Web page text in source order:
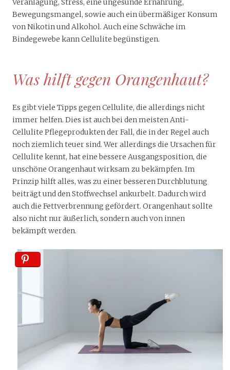
Veranlagung, Stress, eine ungesunde Ernährung,
Bewegungsmangel, sowie auch ein übermäßiger Konsum
von Nikotin und Alkohol. Auch eine Schwäche im
Bindegewebe kann Cellulite begünstigen.
Was hilft gegen Orangenhaut?
Es gibt viele Tipps gegen Cellulite, die allerdings nicht
immer helfen. Dies ist auch bei den meisten Anti-
Cellulite Pflegeprodukten der Fall, die in der Regel auch
noch ziemlich teuer sind. Wer allerdings die Ursachen für
Cellulite kennt, hat eine bessere Ausgangsposition, die
unschöne Orangenhaut wirksam zu bekämpfen. Im
Prinzip hilft alles, was zu einer besseren Durchblutung
beiträgt und den Stoffwechsel ankurbelt. Dadurch wird
auch die Fettverbrennung gefördert. Orangenhaut sollte
also nicht nur äußerlich, sondern auch von innen
bekämpft werden.